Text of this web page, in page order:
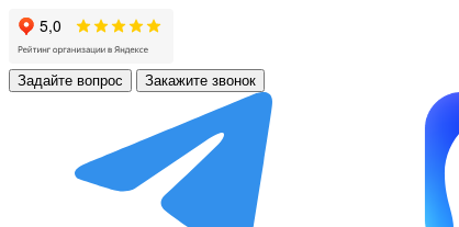
Задайте вопрос Закажите звонок